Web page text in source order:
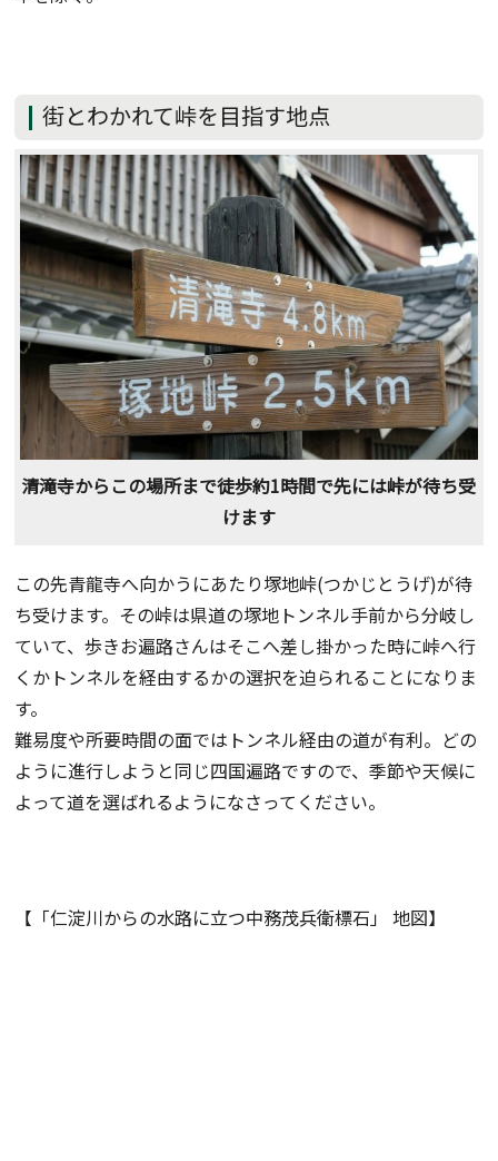
街とわかれて峠を目指す地点
清滝寺からこの場所まで徒歩約1時間で先には峠が待ち受
けます
この先青龍寺へ向かうにあたり塚地峠(つかじとうげ)が待
ち受けます。その峠は県道の塚地トンネル手前から分岐し
ていて、歩きお遍路さんはそこへ差し掛かった時に峠へ行
くかトンネルを経由するかの選択を迫られることになりま
す。
難易度や所要時間の面ではトンネル経由の道が有利。どの
ように進行しようと同じ四国遍路ですので、季節や天候に
よって道を選ばれるようになさってください。
【「仁淀川からの水路に立つ中務茂兵衛標石」 地図】